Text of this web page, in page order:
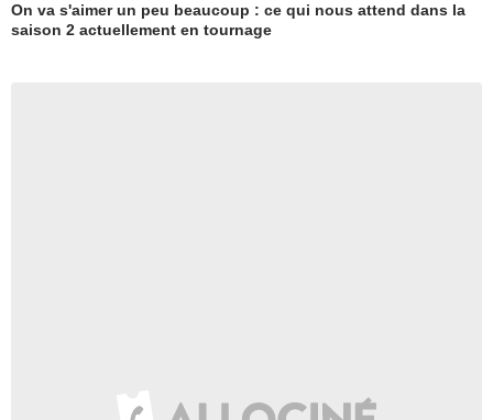
On va s'aimer un peu beaucoup : ce qui nous attend dans la
saison 2 actuellement en tournage